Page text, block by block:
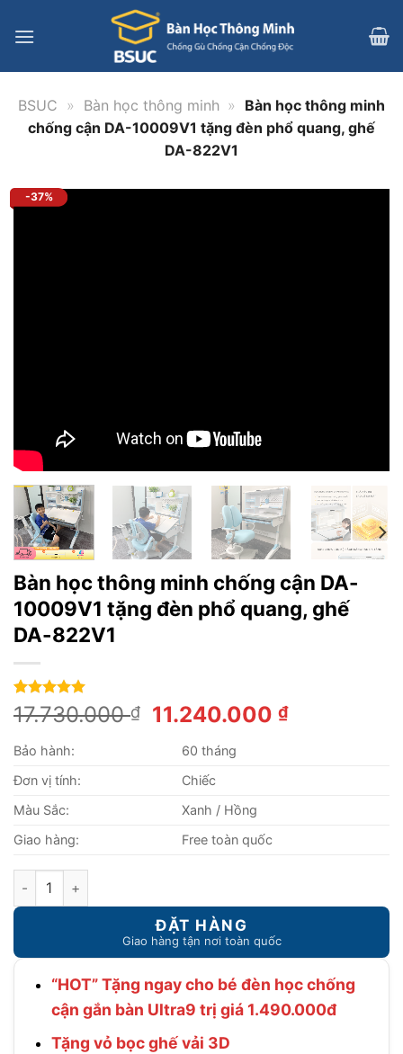
qua
dung
BSUC » Bàn học thông minh »
Bàn học thông minh
chống cận DA-10009V1 tặng đèn phổ quang, ghế
DA-822V1
-37%
Bàn học thông minh chống cận DA-
10009V1 tặng đèn phổ quang, ghế
DA-822V1
5.00 trên 5
dựa trên
14
17.730.000₫
Giá
17.730.000 ₫.
11.240.000₫Giá
Bảo hành:
60 tháng
Đơn vị tính:
Chiếc
Màu Sắc:
Xanh / Hồng
Giao hàng:
Free toàn quốc
Bàn học thông minh chống cận DA-10009V1 tặng đèn phổ
“HOT” Tặng ngay cho bé đèn học chống
cận gắn bàn Ultra9 trị giá 1.490.000đ
Tặng vỏ bọc ghế vải 3D